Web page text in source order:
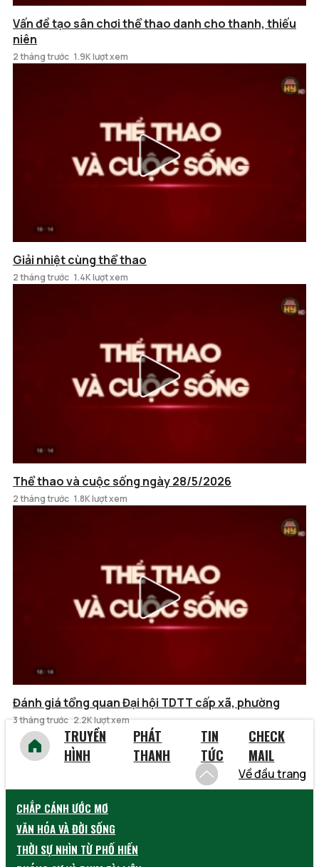
Vấn đề tạo sân chơi thể thao danh cho thanh, thiếu
niên
2 tháng trước 1.9K lượt xem
Giải nhiệt cùng thể thao
2 tháng trước 1.4K lượt xem
Thể thao và cuộc sống ngày 28/5/2026
2 tháng trước 1.8K lượt xem
Đánh giá tổng quan Đại hội TDTT cấp xã, phường
3 tháng trước 2.2K lượt xem
TRUYỀN
HÌNH
PHÁT
THANH
TIN
TỨC
CHECK
MAIL
Về đầu trang
CHẮP CÁNH ƯỚC MƠ
VĂN HÓA VÀ ĐỜI SỐNG
THỜI SỰ NHÌN TỪ PHỐ HIẾN